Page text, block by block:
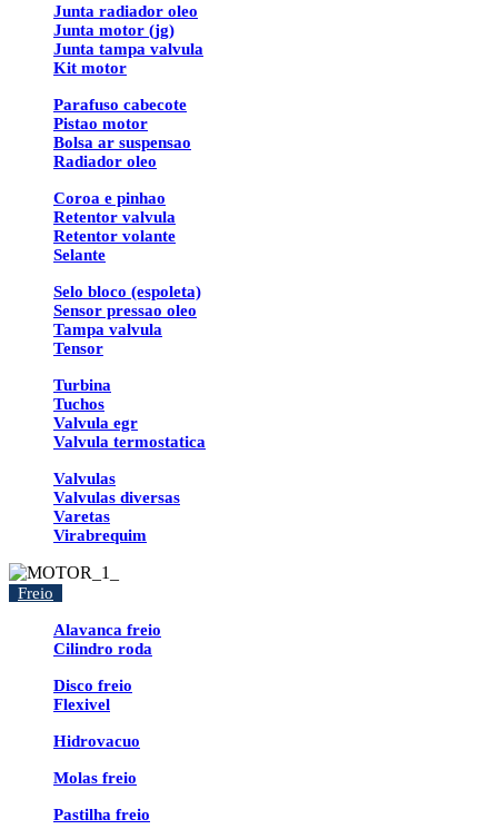
Junta radiador oleo
Junta motor (jg)
Junta tampa valvula
Kit motor
Parafuso cabecote
Pistao motor
Bolsa ar suspensao
Radiador oleo
Coroa e pinhao
Retentor valvula
Retentor volante
Selante
Selo bloco (espoleta)
Sensor pressao oleo
Tampa valvula
Tensor
Turbina
Tuchos
Valvula egr
Valvula termostatica
Valvulas
Valvulas diversas
Varetas
Virabrequim
Freio
Alavanca freio
Cilindro roda
Disco freio
Flexivel
Hidrovacuo
Molas freio
Pastilha freio